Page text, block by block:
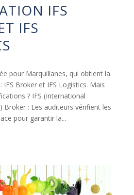
IFS
IFS
pour Marquillanes, qui obtient la
Broker et IFS Logistics. Mais
? IFS (International
Broker : Les auditeurs vérifient les
pour garantir la...